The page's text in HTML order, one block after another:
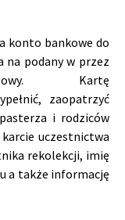
konto bankowe do
na podany w przez
Kartę
zaopatrzyć
i rodziców
uczestnictwa
rekolekcji, imię
a także informację